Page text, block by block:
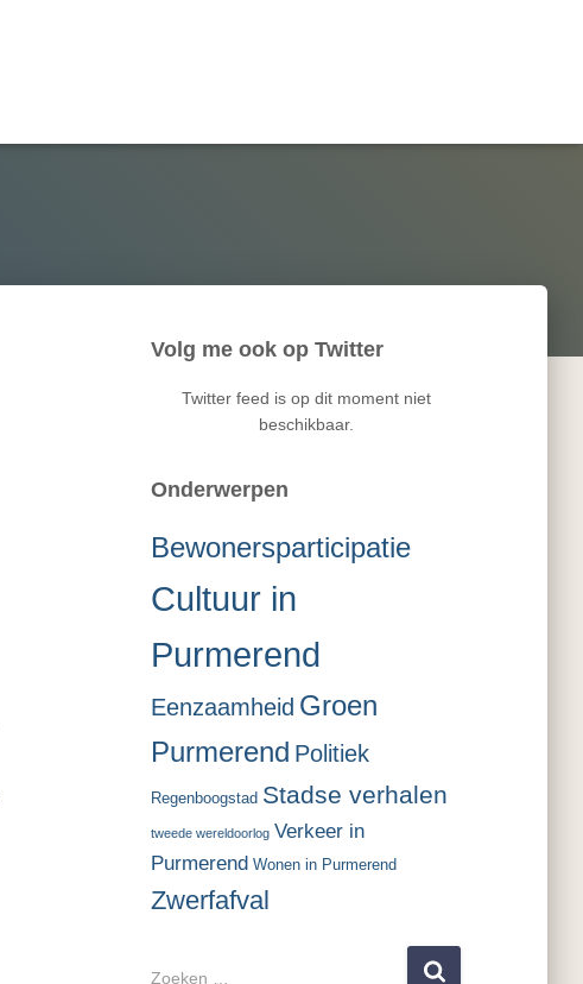
Volg me ook op Twitter
Twitter feed is op dit moment niet
beschikbaar.
Onderwerpen
Bewonersparticipatie
Cultuur in
Purmerend
Eenzaamheid Groen
Purmerend Politiek
Regenboogstad Stadse verhalen
tweede wereldoorlog Verkeer in
Purmerend Wonen in Purmerend
Zwerfafval
Z